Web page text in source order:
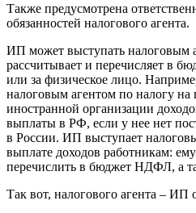
Также предусмотрена
обязанностей налогового агента.
ИП может выступать налоговым
рассчитывает и перечисляет в
или за физическое лицо.
налоговым агентом по налогу
иностранной организации
выплаты в РФ, если у нее нет
в России. ИП выступает
выплате доходов работникам:
перечислить в бюджет НДФЛ, а
Так вот, налогового агента – ИП